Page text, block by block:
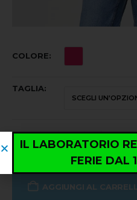
COLORE
TAGLIA
AGGIUNGI AL
IL LABORATORIO
FERIE DAL